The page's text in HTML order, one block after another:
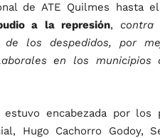
de ATE Quilmes hasta
a la represión,
de los despedidos, por
en los
estuvo encabezada por
Hugo Cachorro Godoy,